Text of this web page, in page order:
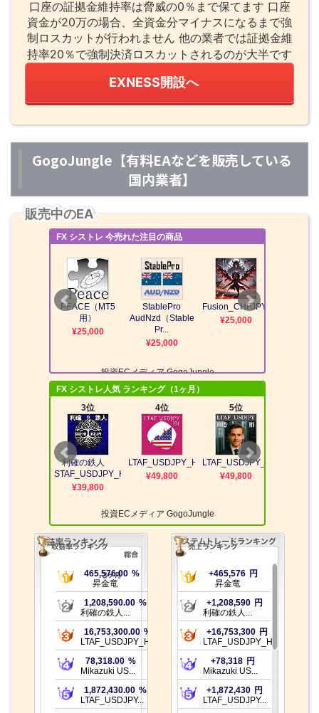
口座の証拠金維持率は脅威の0％まで保てます 口座
資金が20万の場合、全資金分マイナスになるまで強
制ロスカットが行われません 他の業者では証拠金維
持率20％で強制決済ロスカットされるのが大半です
EXNESS開設へ
GogoJungle【有料EAなどを販売している
国内業者】
販売中のEA